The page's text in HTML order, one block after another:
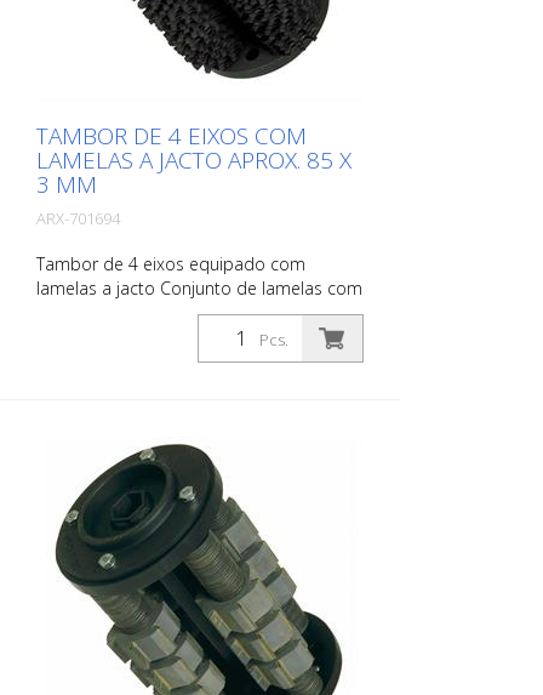
TAMBOR DE 4 EIXOS COM
LAMELAS A JACTO APROX. 85 X
3 MM
ARX-701694
Tambor de 4 eixos equipado com
lamelas a jacto Conjunto de lamelas com
inserções de carboneto, para desbastar
e ranhurar betão e asfalto, para remover
revestimentos antigos e para demarcar
Pcs.